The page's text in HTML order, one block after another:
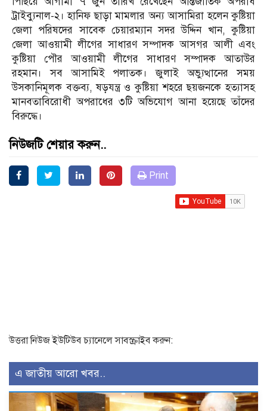
ট্রাইব্যুনাল-২। হানিফ ছাড়া মামলার অন্য আসামিরা হলেন কুষ্টিয়া
জেলা পরিষদের সাবেক চেয়ারম্যান সদর উদ্দিন খান, কুষ্টিয়া
জেলা আওয়ামী লীগের সাধারণ সম্পাদক আসগর আলী এবং
কুষ্টিয়া পৌর আওয়ামী লীগের সাধারণ সম্পাদক আতাউর
রহমান। সব আসামিই পলাতক। জুলাই অভ্যুত্থানের সময়
উসকানিমূলক বক্তব্য, ষড়যন্ত্র ও কুষ্টিয়া শহরে ছয়জনকে হত্যাসহ
মানবতাবিরোধী অপরাধের ৩টি অভিযোগ আনা হয়েছে তাঁদের
বিরুদ্ধে।
নিউজটি শেয়ার করুন..
Print
উত্তরা নিউজ ইউটিউব চ্যানেলে সাবস্ক্রাইব করুন:
এ জাতীয় আরো খবর..